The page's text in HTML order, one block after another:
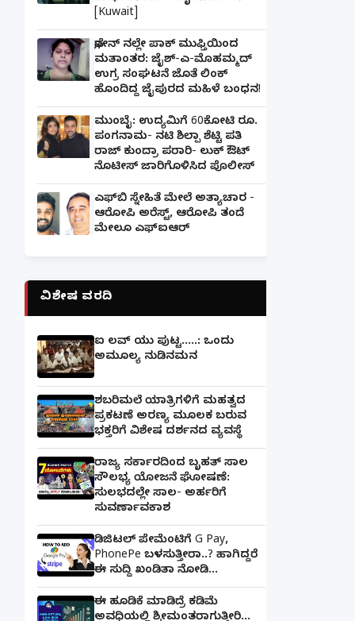
[Kuwait]
ಫೋನ್ ನಲ್ಲೇ ಪಾಕ್ ಮುಫ್ತಿಯಿಂದ
ಮತಾಂತರ: ಜೈಶ್-ಎ-ಮೊಹಮ್ಮದ್
ಉಗ್ರ ಸಂಘಟನೆ ಜೊತೆ ಲಿಂಕ್
ಹೊಂದಿದ್ದ ಜೈಪುರದ ಮಹಿಳೆ ಬಂಧನ!
ಮುಂಬೈ: ಉದ್ಯಮಿಗೆ 60ಕೋಟಿ ರೂ.
ಪಂಗನಾಮ- ನಟಿ ಶಿಲ್ಪಾ ಶೆಟ್ಟಿ ಪತಿ
ರಾಜ್ ಕುಂದ್ರಾ ಪರಾರಿ- ಲುಕ್ ಔಟ್
ನೊಟೀಸ್ ಜಾರಿಗೊಳಿಸಿದ ಪೊಲೀಸ್
ಎಫ್‌ಬಿ ಸ್ನೇಹಿತೆ ಮೇಲೆ ಅತ್ಯಾಚಾರ -
ಆರೋಪಿ ಅರೆಸ್ಟ್, ಆರೋಪಿ ತಂದೆ
ಮೇಲೂ ಎಫ್ಐಆರ್
ವಿಶೇಷ ವರದಿ
ಐ ಲವ್ ಯು ಪುಟ್ಟ.....: ಒಂದು
ಅಮೂಲ್ಯ ನುಡಿನಮನ
ಶಬರಿಮಲೆ ಯಾತ್ರಿಗಳಿಗೆ ಮಹತ್ವದ
ಪ್ರಕಟಣೆ ಅರಣ್ಯ ಮೂಲಕ ಬರುವ
ಭಕ್ತರಿಗೆ ವಿಶೇಷ ದರ್ಶನದ ವ್ಯವಸ್ಥೆ
ರಾಜ್ಯ ಸರ್ಕಾರದಿಂದ ಬೃಹತ್ ಸಾಲ
ಸೌಲಭ್ಯ ಯೋಜನೆ ಘೋಷಣೆ:
ಸುಲಭದಲ್ಲೇ ಸಾಲ- ಅರ್ಹರಿಗೆ
ಸುವರ್ಣಾವಕಾಶ
ಡಿಜಿಟಲ್ ಪೇಮೆಂಟಿಗೆ G Pay,
PhonePe ಬಳಸುತ್ತೀರಾ..? ಹಾಗಿದ್ದರೆ
ಈ ಸುದ್ದಿ ಖಂಡಿತಾ ನೋಡಿ...
ಈ ಹೂಡಿಕೆ ಮಾಡಿದ್ರೆ ಕಡಿಮೆ
ಅವಧಿಯಲ್ಲಿ ಶ್ರೀಮಂತರಾಗುತ್ತೀರಿ...